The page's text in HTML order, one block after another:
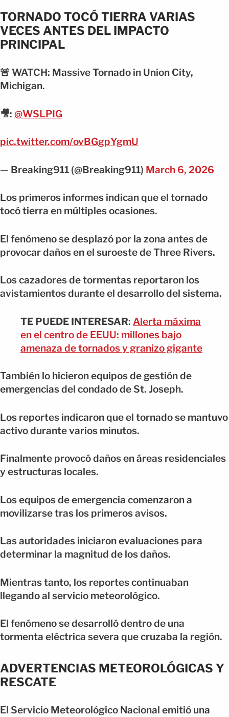
TORNADO TOCÓ TIERRA VARIAS
VECES ANTES DEL IMPACTO
PRINCIPAL
🚨 WATCH: Massive Tornado in Union City,
Michigan.
🎥: @WSLPIG
pic.twitter.com/ovBGgpYgmU
— Breaking911 (@Breaking911) March 6, 2026
Los primeros informes indican que el tornado
tocó tierra en múltiples ocasiones.
El fenómeno se desplazó por la zona antes de
provocar daños en el suroeste de Three Rivers.
Los cazadores de tormentas reportaron los
avistamientos durante el desarrollo del sistema.
TE PUEDE INTERESAR: Alerta máxima
en el centro de EEUU: millones bajo
amenaza de tornados y granizo gigante
También lo hicieron equipos de gestión de
emergencias del condado de St. Joseph.
Los reportes indicaron que el tornado se mantuvo
activo durante varios minutos.
Finalmente provocó daños en áreas residenciales
y estructuras locales.
Los equipos de emergencia comenzaron a
movilizarse tras los primeros avisos.
Las autoridades iniciaron evaluaciones para
determinar la magnitud de los daños.
Mientras tanto, los reportes continuaban
llegando al servicio meteorológico.
El fenómeno se desarrolló dentro de una
tormenta eléctrica severa que cruzaba la región.
ADVERTENCIAS METEOROLÓGICAS Y
RESCATE
El Servicio Meteorológico Nacional emitió una